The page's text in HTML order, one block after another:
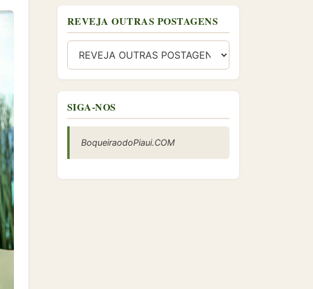
REVEJA OUTRAS POSTAGENS
SIGA-NOS
BoqueiraodoPiaui.COM